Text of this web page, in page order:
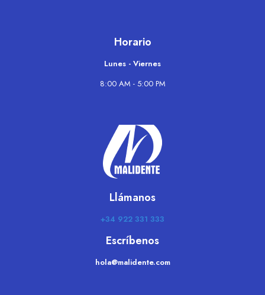
Horario
Lunes - Viernes
8:00 AM - 5:00 PM
Llámanos
+34 922 331 333
Escríbenos
moc.etnedilam@aloh